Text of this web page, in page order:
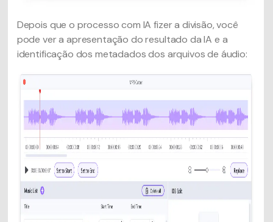
Depois que o processo com IA fizer a divisão, você
pode ver a apresentação do resultado da IA e a
identificação dos metadados dos arquivos de áudio: